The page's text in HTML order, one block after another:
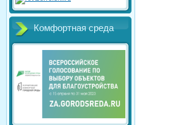
Комфортная среда